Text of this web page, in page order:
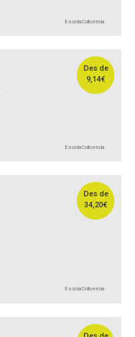
Escola Collserola
Des de
9,14€
Escola Collserola
Des de
34,20€
Escola Collserola